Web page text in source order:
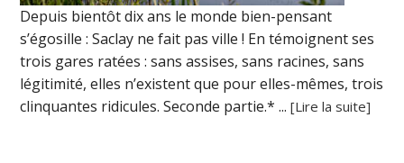
Depuis bientôt dix ans le monde bien-pensant
s’égosille : Saclay ne fait pas ville ! En témoignent ses
trois gares ratées : sans assises, sans racines, sans
légitimité, elles n’existent que pour elles-mêmes, trois
clinquantes ridicules. Seconde partie.* ...[Lire la suite]